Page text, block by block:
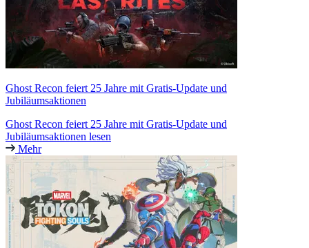
Ghost Recon feiert 25 Jahre mit Gratis-Update und
Jubiläumsaktionen
Ghost Recon feiert 25 Jahre mit Gratis-Update und
Jubiläumsaktionen lesen
Mehr